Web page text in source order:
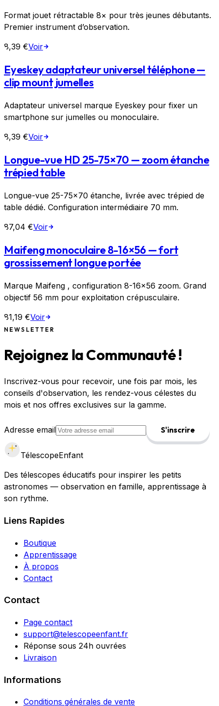
Format jouet rétractable 8× pour très jeunes débutants.
Premier instrument d’observation.
8,39 €Voir
Eyeskey adaptateur universel téléphone —
clip mount jumelles
Adaptateur universel marque Eyeskey pour fixer un
smartphone sur jumelles ou monoculaire.
8,39 €Voir
Longue-vue HD 25-75×70 — zoom étanche
trépied table
Longue-vue 25-75×70 étanche, livrée avec trépied de
table dédié. Configuration intermédiaire 70 mm.
87,04 €Voir
Maifeng monoculaire 8-16×56 — fort
grossissement longue portée
Marque Maifeng , configuration 8-16×56 zoom. Grand
objectif 56 mm pour exploitation crépusculaire.
81,19 €Voir
NEWSLETTER
Rejoignez la Communauté !
Inscrivez-vous pour recevoir, une fois par mois, les
conseils d'observation, les rendez-vous célestes du
mois et nos offres exclusives sur la gamme.
Adresse email S'inscrire
TélescopeEnfant
Des télescopes éducatifs pour inspirer les petits
astronomes — observation en famille, apprentissage à
son rythme.
Liens Rapides
Boutique
Apprentissage
À propos
Contact
Contact
Page contact
support@telescopeenfant.fr
Réponse sous 24h ouvrées
Livraison
Informations
Conditions générales de vente